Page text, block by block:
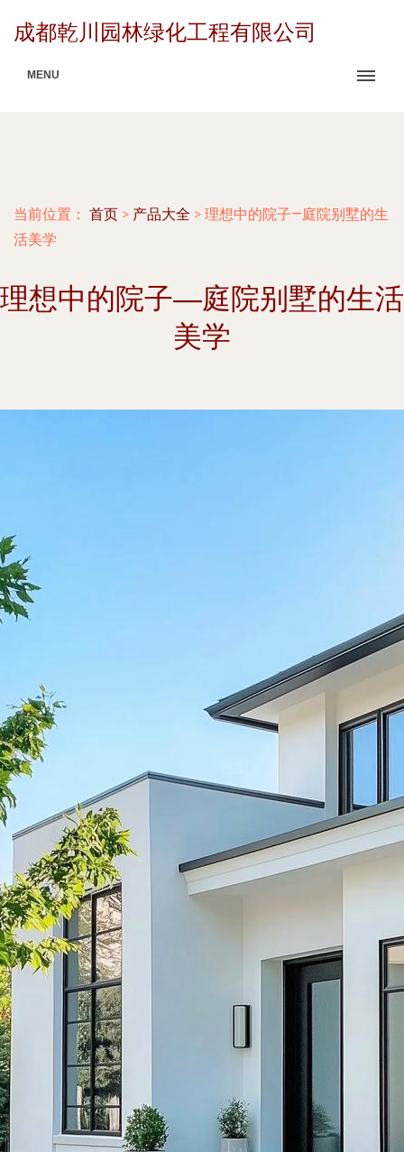
成都乾川园林绿化工程有限公司
MENU
当前位置： 首页 > 产品大全 > 理想中的院子—庭院别墅的生
活美学
理想中的院子—庭院别墅的生活
美学